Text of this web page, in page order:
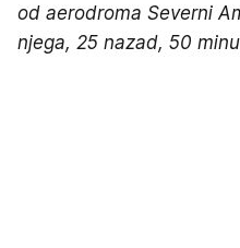
od aerodroma Severni
njega, 25 nazad, 50